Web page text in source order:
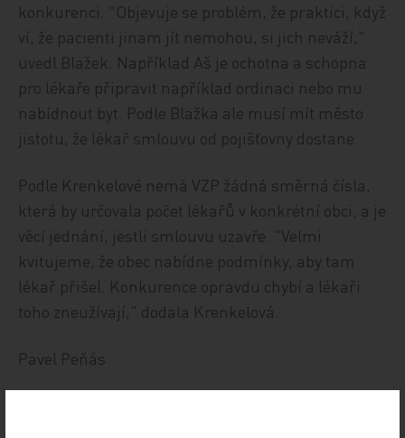
konkurenci. "Objevuje se problém, že praktici, když
ví, že pacienti jinam jít nemohou, si jich neváží,"
uvedl Blažek. Například Aš je ochotna a schopna
pro lékaře připravit například ordinaci nebo mu
nabídnout byt. Podle Blažka ale musí mít město
jistotu, že lékař smlouvu od pojišťovny dostane.
Podle Krenkelové nemá VZP žádná směrná čísla,
která by určovala počet lékařů v konkrétní obci, a je
věcí jednání, jestli smlouvu uzavře. "Velmi
kvitujeme, že obec nabídne podmínky, aby tam
lékař přišel. Konkurence opravdu chybí a lékaři
toho zneužívají," dodala Krenkelová.
Pavel Peňás